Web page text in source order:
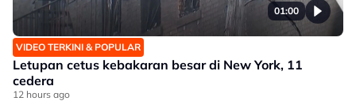
01:00
VIDEO TERKINI & POPULAR
Letupan cetus kebakaran besar di New York, 11
cedera
12 hours ago